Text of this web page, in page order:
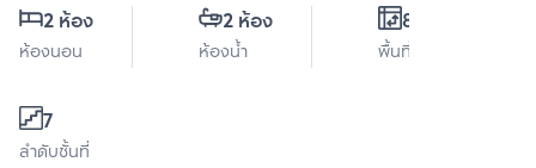
2 ห้อง
ห้องนอน
2 ห้อง
ห้องน้ำ
83 ตร.ม.
พื้นที่ใช้สอย
7
ลำดับชั้นที่